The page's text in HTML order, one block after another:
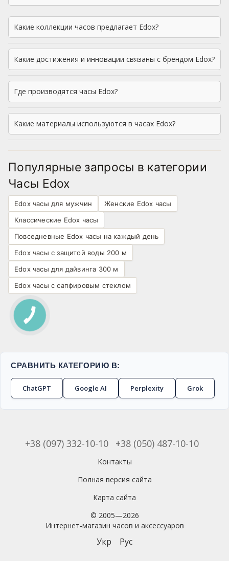
Какие коллекции часов предлагает Edox?
Какие достижения и инновации связаны с брендом Edox?
Где производятся часы Edox?
Какие материалы используются в часах Edox?
Популярные запросы в категории
Часы Edox
Edox часы для мужчин
Женские Edox часы
Классические Edox часы
Повседневные Edox часы на каждый день
Edox часы с защитой воды 200 м
Edox часы для дайвинга 300 м
Edox часы с сапфировым стеклом
СРАВНИТЬ КАТЕГОРИЮ В:
ChatGPT Google AI Perplexity Grok
+38 (097) 332-10-10 +38 (050) 487-10-10
Контакты
Полная версия сайта
Карта сайта
© 2005—2026
Интернет-магазин часов и аксессуаров
Укр Рус